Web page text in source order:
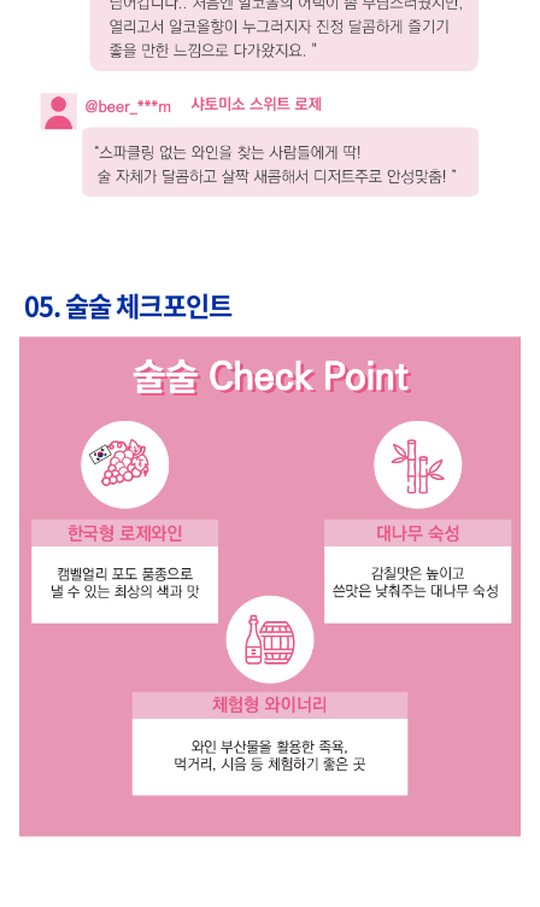
05.술술 체크포인트